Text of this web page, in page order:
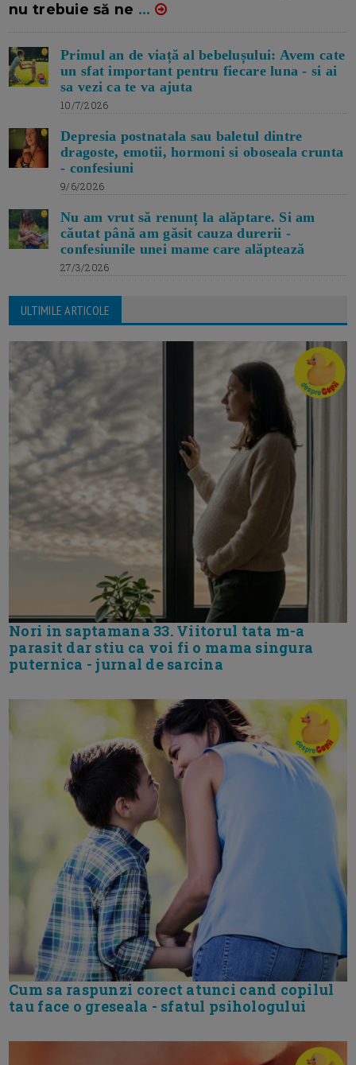
nu trebuie să ne ...
Primul an de viață al bebelușului: Avem cate
un sfat important pentru fiecare luna - si ai
sa vezi ca te va ajuta
10/7/2026
Depresia postnatala sau baletul dintre
dragoste, emotii, hormoni si oboseala crunta
- confesiuni
9/6/2026
Nu am vrut să renunț la alăptare. Si am
căutat până am găsit cauza durerii -
confesiunile unei mame care alăptează
27/3/2026
ULTIMILE ARTICOLE
Nori in saptamana 33. Viitorul tata m-a
parasit dar stiu ca voi fi o mama singura
puternica - jurnal de sarcina
Cum sa raspunzi corect atunci cand copilul
tau face o greseala - sfatul psihologului